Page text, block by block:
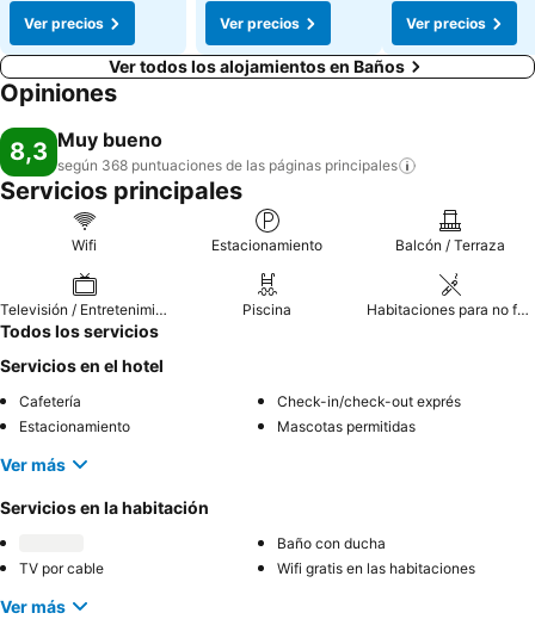
Ver precios
Ver precios
Ver precios
Ver todos los alojamientos en Baños
Opiniones
8,3 Muy bueno
según 368 puntuaciones de las páginas principales
Servicios principales
Wifi Estacionamiento Balcón / Terraza
Televisión / Entretenimiento Piscina Habitaciones para no fumadores
Todos los servicios
Servicios en el hotel
Cafetería
Check-in/check-out exprés
Estacionamiento
Mascotas permitidas
Ver más
Servicios en la habitación
Baño con ducha
TV por cable
Wifi gratis en las habitaciones
Ver más